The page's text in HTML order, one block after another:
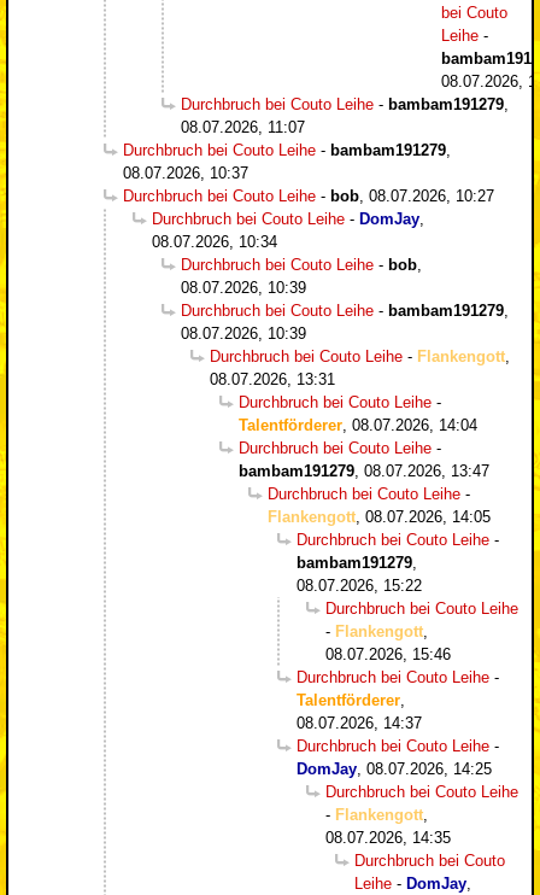
bei Couto
Leihe -
08.07.2026,
Durchbruch bei Couto Leihe - bambam191279
08.07.2026, 11:07
Durchbruch bei Couto Leihe - bambam191279
08.07.2026, 10:37
Durchbruch bei Couto Leihe - bob 08.07.2026, 10:27
Durchbruch bei Couto Leihe - DomJay
08.07.2026, 10:34
Durchbruch bei Couto Leihe - bob
08.07.2026, 10:39
Durchbruch bei Couto Leihe - bambam191279
08.07.2026, 10:39
Durchbruch bei Couto Leihe - Flankengott
08.07.2026, 13:31
Durchbruch bei Couto Leihe -
Talentförderer 08.07.2026, 14:04
Durchbruch bei Couto Leihe -
bambam191279 08.07.2026, 13:47
Durchbruch bei Couto Leihe -
Flankengott 08.07.2026, 14:05
Durchbruch bei Couto Leihe -
bambam191279
08.07.2026, 15:22
Durchbruch bei Couto Leihe
- Flankengott
08.07.2026, 15:46
Durchbruch bei Couto Leihe -
Talentförderer
08.07.2026, 14:37
Durchbruch bei Couto Leihe -
DomJay 08.07.2026, 14:25
Durchbruch bei Couto Leihe
- Flankengott
08.07.2026, 14:35
Durchbruch bei Couto
Leihe - DomJay